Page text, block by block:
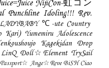
NijiCon-虹コン
Punchline Idoling!!! Rev.
LADYBABY ℃-ute Country
Kari) Yumemiru Adolescence
Kagekidan
Drop
LinQ Doll☆Element TrySail
Passport☆ Ange☆Reve BiSH Ciao